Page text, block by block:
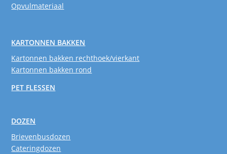
Opvulmateriaal
KARTONNEN BAKKEN
Kartonnen bakken rechthoek/vierkant
Kartonnen bakken rond
PET FLESSEN
DOZEN
Brievenbusdozen
Cateringdozen